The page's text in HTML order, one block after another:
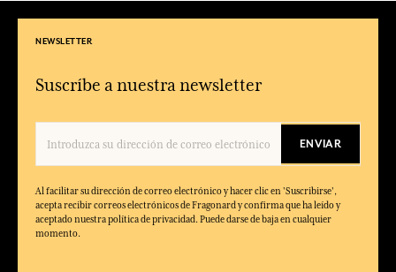
NEWSLETTER
Suscríbe a nuestra newsletter
ENVIAR
Al facilitar su dirección de correo electrónico y hacer clic en 'Suscribirse',
acepta recibir correos electrónicos de Fragonard y confirma que ha leído y
aceptado nuestra política de privacidad. Puede darse de baja en cualquier
momento.